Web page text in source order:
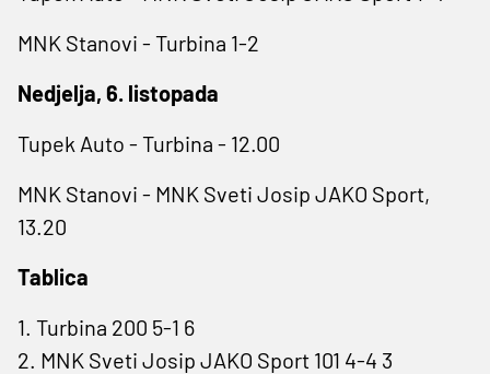
MNK Stanovi - Turbina 1-2
Nedjelja, 6. listopada
Tupek Auto - Turbina - 12.00
MNK Stanovi - MNK Sveti Josip JAKO Sport,
13.20
Tablica
1. Turbina 200 5-1 6
2. MNK Sveti Josip JAKO Sport 101 4-4 3